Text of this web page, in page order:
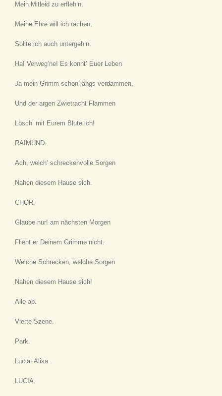
Mein Mitleid zu erfleh’n,
Meine Ehre will ich rächen,
Sollte ich auch untergeh’n.
Ha! Verweg’ne! Es konnt’ Euer Leben
Ja mein Grimm schon längs verdammen,
Und der argen Zwietracht Flammen
Lösch’ mit Eurem Blute ich!
RAIMUND.
Ach, welch’ schreckenvolle Sorgen
Nahen diesem Hause sich.
CHOR.
Glaube nur! am nächsten Morgen
Flieht er Deinem Grimme nicht.
Welche Schrecken, welche Sorgen
Nahen diesem Hause sich!
Alle ab.
Vierte Szene.
Park.
Lucia. Alisa.
LUCIA.